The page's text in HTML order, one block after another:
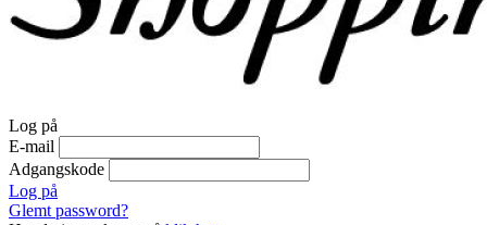
Log på
E-mail
Adgangskode
Log på
Glemt password?